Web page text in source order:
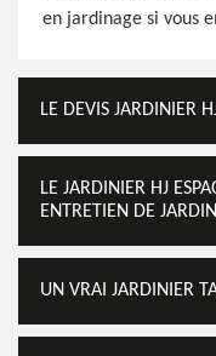
en jardinage si vous
LE DEVIS JARDINIER
LE JARDINIER HJ
ENTRETIEN DE
UN VRAI JARDINIER